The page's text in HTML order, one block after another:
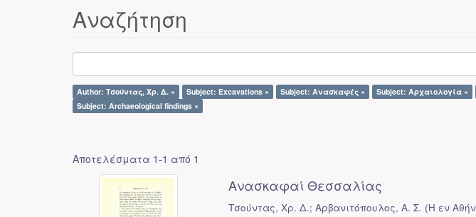
Αναζήτηση
Author: Τσούντας, Χρ. Δ. × Subject: Excavations × Subject: Ανασκαφές × Subject: Αρχαιολογία ×
Subject: Archaeological findings ×
Αποτελέσματα 1-1 από 1
Ανασκαφαί Θεσσαλίας
Τσούντας, Χρ. Δ.; Αρβανιτόπουλος, Α. Σ. (Η εν